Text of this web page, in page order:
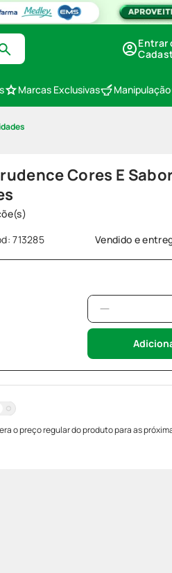
Entrar
Marcas Exclusivas Manipulação
Cores E
:713285 Vendido e
o preço regular do produto para as